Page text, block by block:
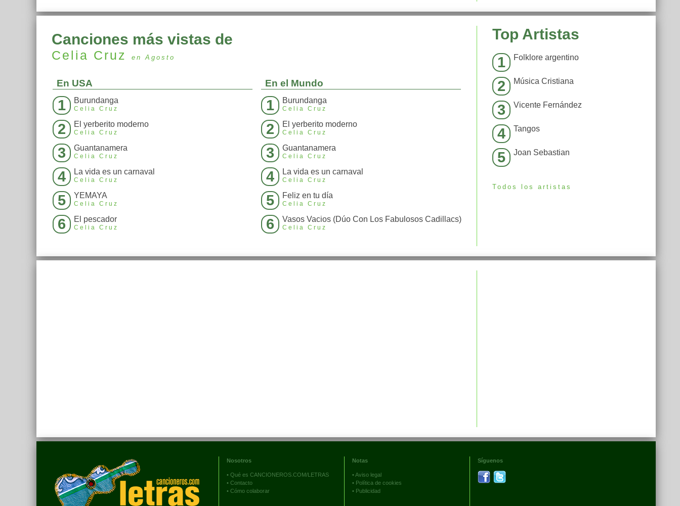
Canciones más vistas de
Celia Cruz en Agosto
En USA
1 Burundanga
Celia Cruz
2 El yerberito moderno
Celia Cruz
3 Guantanamera
Celia Cruz
4 La vida es un carnaval
Celia Cruz
5 YEMAYA
Celia Cruz
6 El pescador
Celia Cruz
En el Mundo
1 Burundanga
Celia Cruz
2 El yerberito moderno
Celia Cruz
3 Guantanamera
Celia Cruz
4 La vida es un carnaval
Celia Cruz
5 Feliz en tu día
Celia Cruz
6 Vasos Vacios (Dúo Con Los Fabulosos Cadillacs)
Celia Cruz
Top Artistas
1 Folklore argentino
2 Música Cristiana
3 Vicente Fernández
4 Tangos
5 Joan Sebastian
Todos los artistas
Nosotros
• Qué es CANCIONEROS.COM/LETRAS
• Contacto
• Cómo colaborar
Notas
•Aviso legal
• Política de cookies
• Publicidad
Síguenos